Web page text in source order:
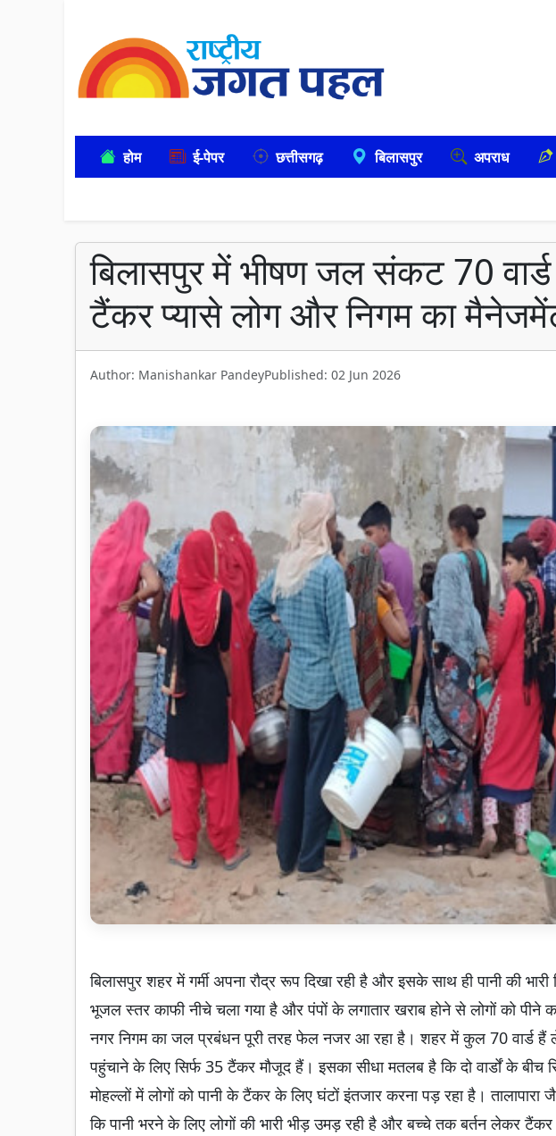
होम ई-पेपर छत्तीसगढ़ बिलासपुर अपराध
बिलासपुर में भीषण जल संकट 70
टैंकर प्यासे लोग और निगम का
Author: Manishankar PandeyPublished: 02 Jun 2026
बिलासपुर शहर में गर्मी अपना रौद्र रूप दिखा रही है और इसके साथ ही पानी की भारी
भूजल स्तर काफी नीचे चला गया है और पंपों के लगातार खराब होने से लोगों को पीने
नगर निगम का जल प्रबंधन पूरी तरह फेल नजर आ रहा है। शहर में कुल 70 वार्ड हैं
पहुंचाने के लिए सिर्फ 35 टैंकर मौजूद हैं। इसका सीधा मतलब है कि दो वार्डों के बीच
मोहल्लों में लोगों को पानी के टैंकर के लिए घंटों इंतजार करना पड़ रहा है।
कि पानी भरने के लिए लोगों की भारी भीड़ उमड़ रही है और बच्चे तक बर्तन लेकर